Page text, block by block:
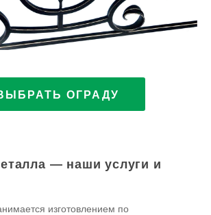
ОГРАДУ
— наши услуги и
изготовлением по